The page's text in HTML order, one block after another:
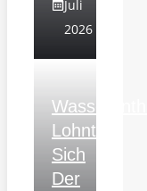
Juli
2026
Lohnt
Sich
Der